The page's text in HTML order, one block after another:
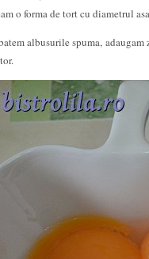
o forma de tort cu diametrul
albusurile spuma,